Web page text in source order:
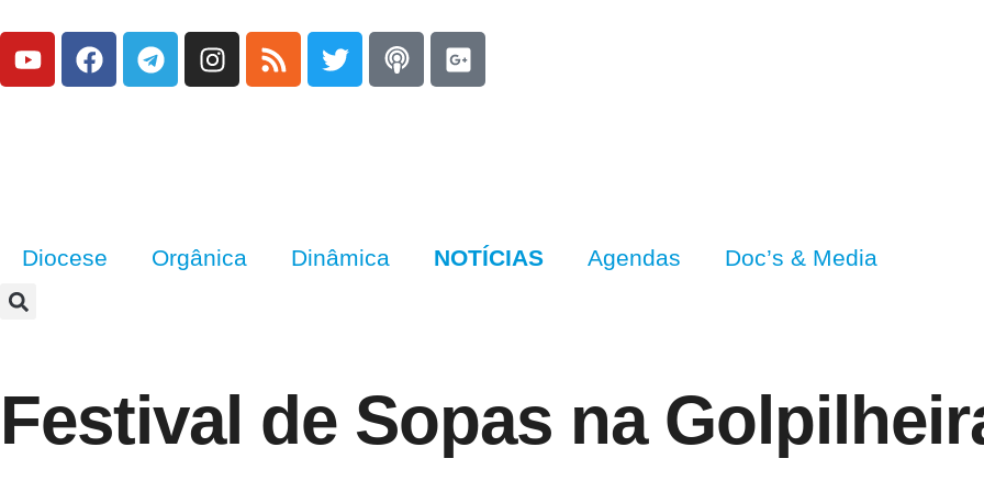
Diocese Orgânica Dinâmica NOTÍCIAS Agendas Doc’s & Media
Festival de Sopas na